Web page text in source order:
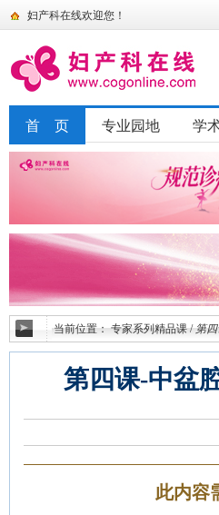
妇产科在线欢迎您！
首 页 专业园地 学
当前位置：专家系列精品课 / 第
第四课-中盆
此内容